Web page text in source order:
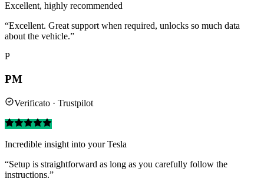
Excellent, highly recommended
“Excellent. Great support when required, unlocks so much data
about the vehicle.”
P
PM
Verificato · Trustpilot
Incredible insight into your Tesla
“Setup is straightforward as long as you carefully follow the
instructions.”